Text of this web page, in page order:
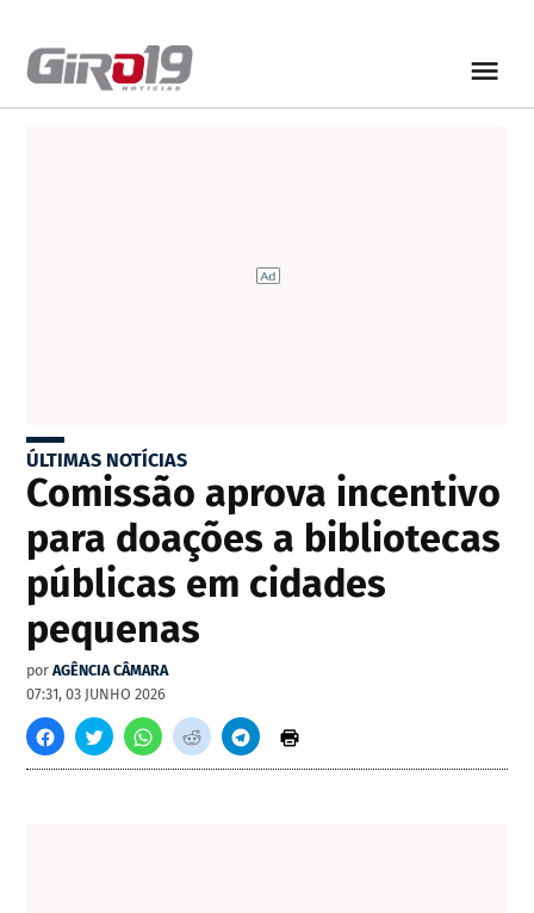
ÚLTIMAS NOTÍCIAS
Comissão aprova incentivo
para doações a bibliotecas
públicas em cidades
pequenas
por AGÊNCIA CÂMARA
07:31, 03 JUNHO 2026